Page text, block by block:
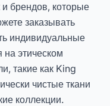
брендов, которые
заказывать
индивидуальные
на этическом
такие как King
чистые ткани
коллекции.